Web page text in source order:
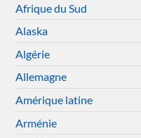
Afrique du Sud
Alaska
Algérie
Allemagne
Amérique latine
Arménie